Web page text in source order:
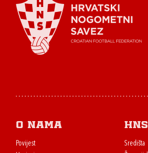
O nama
Povijest
HNS
Središta